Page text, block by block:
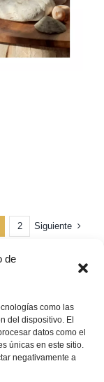
de
como las
del dispositivo. El
datos como el
únicas en este sitio.
negativamente a
2 Siguiente
DEL AZAFRÁN |